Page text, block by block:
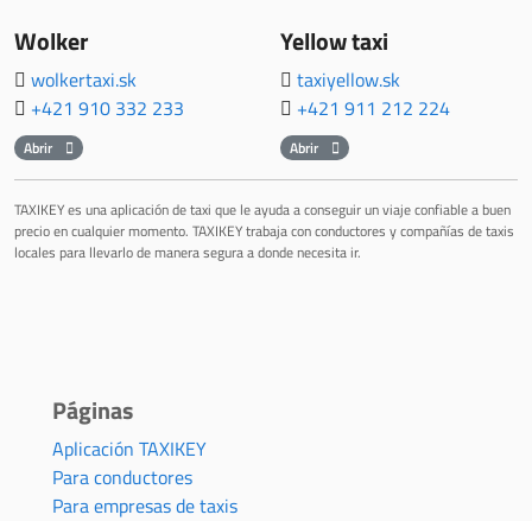
Wolker
wolkertaxi.sk
+421 910 332 233
Abrir
Yellow taxi
taxiyellow.sk
+421 911 212 224
Abrir
TAXIKEY es una aplicación de taxi que le ayuda a conseguir un viaje confiable a buen
precio en cualquier momento. TAXIKEY trabaja con conductores y compañías de taxis
locales para llevarlo de manera segura a donde necesita ir.
Páginas
Aplicación TAXIKEY
Para conductores
Para empresas de taxis